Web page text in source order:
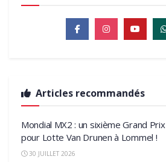
Articles recommandés
Mondial MX2 : un sixième Grand Prix
pour Lotte Van Drunen à Lommel !
30 JUILLET 2026